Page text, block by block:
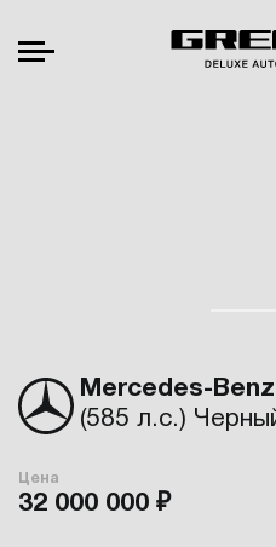
Mercedes-Benz
(585 л.с.)
Цена
32 000 000 ₽